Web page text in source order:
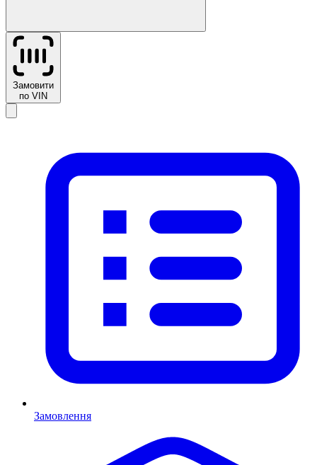
Замовити
по VIN
Замовлення